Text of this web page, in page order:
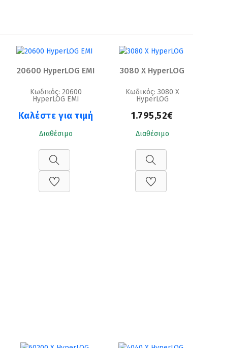
20600 HyperLOG EMI
Κωδικός: 20600
HyperLOG EMI
Καλέστε για τιμή
Διαθέσιμο
3080 X HyperLOG
Κωδικός: 3080 X
HyperLOG
1.795,52€
Διαθέσιμο